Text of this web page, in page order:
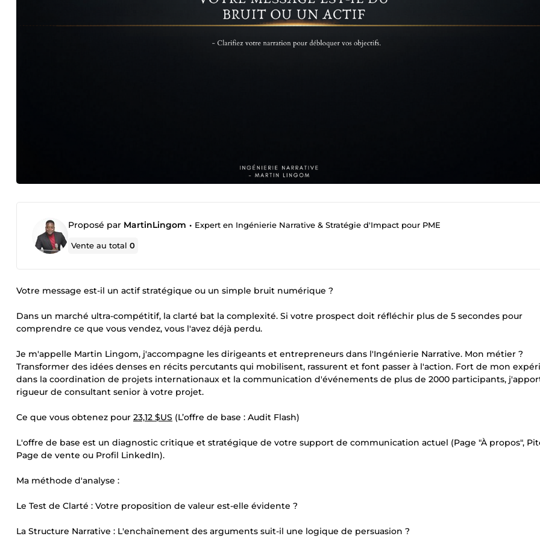
Proposé par MartinLingom • Expert en Ingénierie Narrative & Stratégie d'Impact pour PME
Vente au total0
Votre message est-il un actif stratégique ou un simple bruit numérique ?
Dans un marché ultra-compétitif, la clarté bat la complexité. Si votre prospect doit réfléchir plus de 5 secondes pour
comprendre ce que vous vendez, vous l'avez déjà perdu.
Je m'appelle Martin Lingom, j'accompagne les dirigeants et entrepreneurs dans l'Ingénierie Narrative. Mon métier ?
Transformer des idées denses en récits percutants qui mobilisent, rassurent et font passer à l'action. Fort de mon
dans la coordination de projets internationaux et la communication d'événements de plus de 2000 participants,
rigueur de consultant senior à votre projet.
Ce que vous obtenez pour 23,12 $US (L’offre de base : Audit Flash)
L'offre de base est un diagnostic critique et stratégique de votre support de communication actuel (Page "À propos",
Page de vente ou Profil LinkedIn).
Ma méthode d'analyse :
Le Test de Clarté : Votre proposition de valeur est-elle évidente ?
La Structure Narrative : L'enchaînement des arguments suit-il une logique de persuasion ?